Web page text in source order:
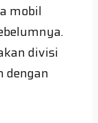
mobil
divisi
dengan